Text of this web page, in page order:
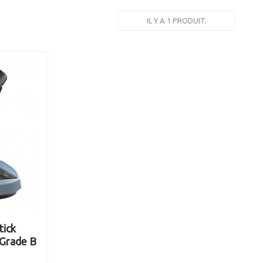
IL Y A 1 PRODUIT.
B